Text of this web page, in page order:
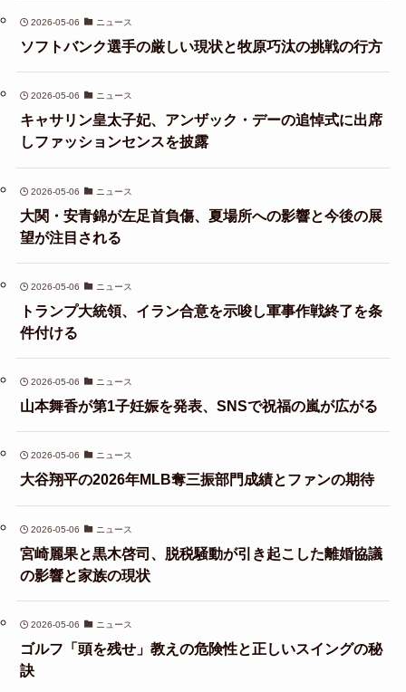
2026-05-06 ニュース
ソフトバンク選手の厳しい現状と牧原巧汰の挑戦の行方
2026-05-06 ニュース
キャサリン皇太子妃、アンザック・デーの追悼式に出席
しファッションセンスを披露
2026-05-06 ニュース
大関・安青錦が左足首負傷、夏場所への影響と今後の展
望が注目される
2026-05-06 ニュース
トランプ大統領、イラン合意を示唆し軍事作戦終了を条
件付ける
2026-05-06 ニュース
山本舞香が第1子妊娠を発表、SNSで祝福の嵐が広がる
2026-05-06 ニュース
大谷翔平の2026年MLB奪三振部門成績とファンの期待
2026-05-06 ニュース
宮崎麗果と黒木啓司、脱税騒動が引き起こした離婚協議
の影響と家族の現状
2026-05-06 ニュース
ゴルフ「頭を残せ」教えの危険性と正しいスイングの秘
訣